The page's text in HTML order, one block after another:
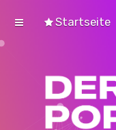
Startseite